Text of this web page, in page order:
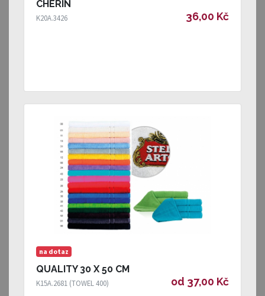
CHERIN
K20A.3426 36,00 Kč
na dotaz
QUALITY 30 X 50 CM
K15A.2681 (TOWEL 400) od 37,00 Kč